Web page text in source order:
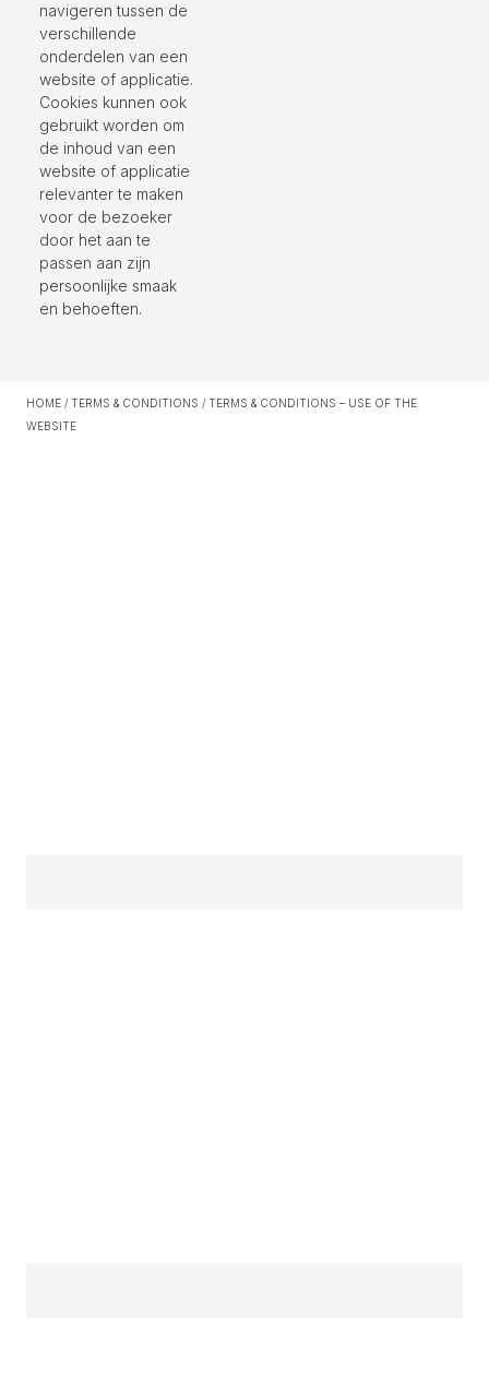
navigeren tussen de
verschillende
onderdelen van een
website of applicatie.
Cookies kunnen ook
gebruikt worden om
de inhoud van een
website of applicatie
relevanter te maken
voor de bezoeker
door het aan te
passen aan zijn
persoonlijke smaak
en behoeften.
HOME / TERMS & CONDITIONS / TERMS & CONDITIONS – USE OF THE
WEBSITE